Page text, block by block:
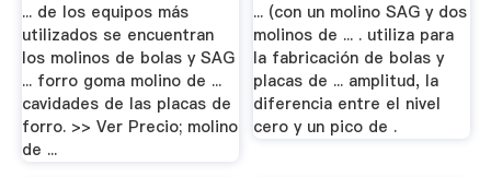
... de los equipos más
utilizados se encuentran
los molinos de bolas y SAG
... forro goma molino de ...
cavidades de las placas de
forro. >> Ver Precio; molino
de ...
... (con un molino SAG y dos
molinos de ... . utiliza para
la fabricación de bolas y
placas de ... amplitud, la
diferencia entre el nivel
cero y un pico de .